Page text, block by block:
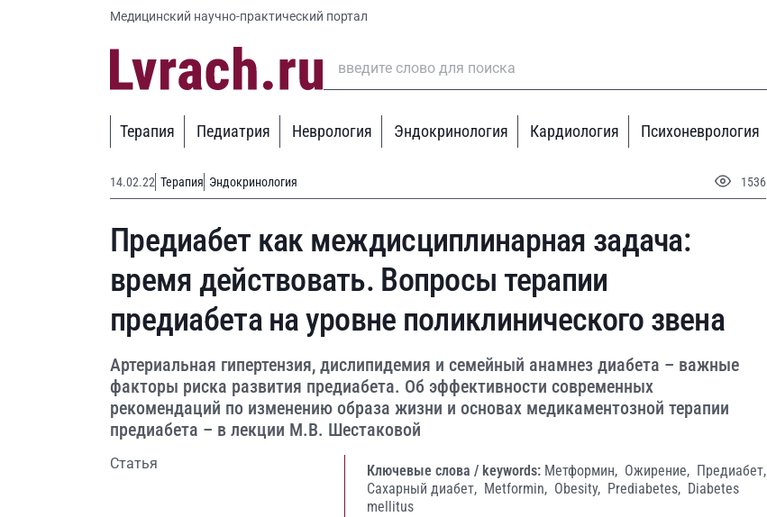
Медицинский научно-практический портал
Терапия Педиатрия Неврология Эндокринология Кардиология Психоневрология
14.02.22 Терапия Эндокринология 1536
Предиабет как междисциплинарная задача:
время действовать. Вопросы терапии
предиабета на уровне поликлинического звена
Артериальная гипертензия, дислипидемия и семейный анамнез диабета – важные
факторы риска развития предиабета. Об эффективности современных
рекомендаций по изменению образа жизни и основах медикаментозной терапии
предиабета – в лекции М.В. Шестаковой
Статья Ключевые слова / keywords: Метформин, Ожирение, Предиабет,
Сахарный диабет, Metformin, Obesity, Prediabetes, Diabetes
mellitus